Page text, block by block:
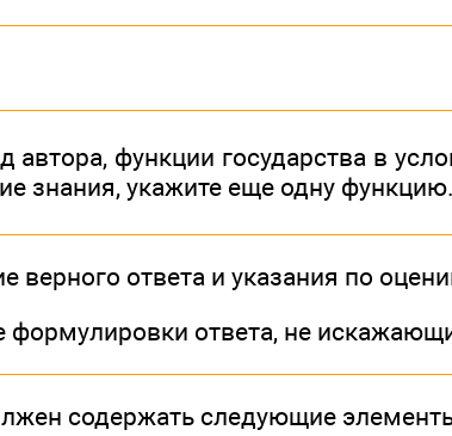
автора, функции государства в
знания, укажите еще одну функцию.
верного ответа и указания по
формулировки ответа, не
содержать следующие